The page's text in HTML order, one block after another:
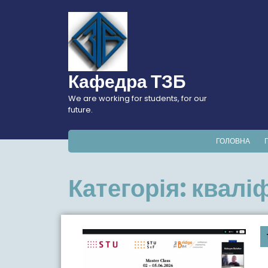
Кафедра ТЗБ
We are working for students, for our
future.
ГОЛОВНА
Категорія: